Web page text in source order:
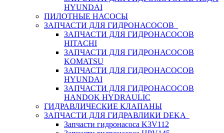
HYUNDAI
ПИЛОТНЫЕ НАСОСЫ
ЗАПЧАСТИ ДЛЯ ГИДРОНАСОСОВ
ЗАПЧАСТИ ДЛЯ ГИДРОНАСОСОВ
HITACHI
ЗАПЧАСТИ ДЛЯ ГИДРОНАСОСОВ
KOMATSU
ЗАПЧАСТИ ДЛЯ ГИДРОНАСОСОВ
HYUNDAI
ЗАПЧАСТИ ДЛЯ ГИДРОНАСОСОВ
HANDOK HYDRAULIC
ГИДРАВЛИЧЕСКИЕ КЛАПАНЫ
ЗАПЧАСТИ ДЛЯ ГИДРАВЛИКИ DEKA
Запчасти гидронасоса K3V112